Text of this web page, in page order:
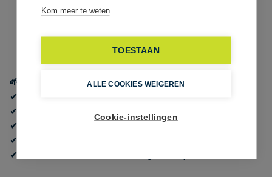
Industriële drijfkracht aanwezig
🌱 Troeven
✔ Strategische ligging tussen Gent, Brussel en Antwerpen
✔ Energiezuinig magazijnencomplex met zonnepanelen
✔ Moderne logistieke infrastructuur
✔ Ideaal voor opslag, logistiek of KMO-activiteiten
✔ Goede bereikbaarheid met wagen en openbaar vervoer